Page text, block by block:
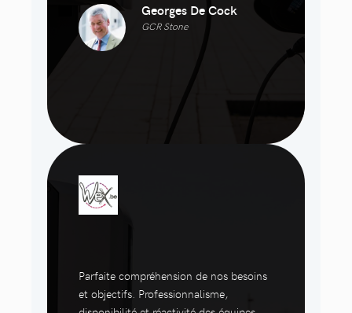
Georges De Cock
GCR Stone
Parfaite compréhension de nos besoins
et objectifs. Professionnalisme,